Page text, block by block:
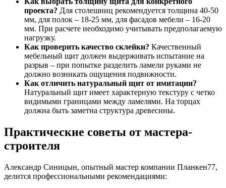
проекта? Для столешниц рекомендуется толщина 40-50
мм, для полок – 18-25 мм, для фасадов мебели – 16-20
мм. При расчете необходимо учитывать предполагаемую
нагрузку.
Как проверить качество склейки? Качественный
мебельный щит должен выдерживать испытание на
разрыв – при попытке разделить ламели руками не
должно возникать ощущения подвижности.
Как отличить натуральный щит от имитации?
Натуральный щит имеет характерную текстуру с четко
видимыми границами между ламелями. На торцах
должна быть заметна структура древесины.
Практические советы от мастера-
строителя
Александр Синицын, опытный мастер компании Планкен77,
делится профессиональными рекомендациями: